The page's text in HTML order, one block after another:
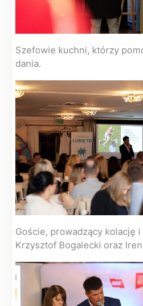
Szefowie kuchni, którzy
dania.
Goście, prowadzący kolację
Krzysztof Bogalecki oraz